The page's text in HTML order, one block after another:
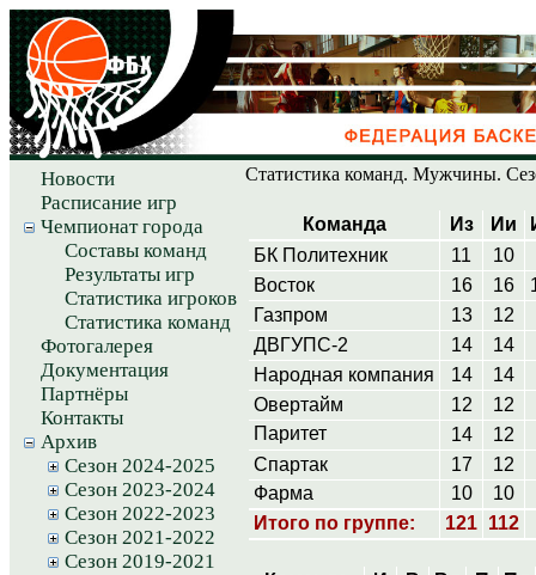
Новости
Расписание игр
Чемпионат города
Составы команд
Результаты игр
Статистика игроков
Статистика команд
Фотогалерея
Документация
Партнёры
Контакты
Архив
Сезон 2024-2025
Сезон 2023-2024
Сезон 2022-2023
Сезон 2021-2022
Сезон 2019-2021
Статистика команд. Мужчины.
Команда Из Ии
БК Политехник
11 10
Восток
16 16
Газпром
13 12
ДВГУПС-2
14 14
Народная компания
14 14
Овертайм
12 12
Паритет
14 12
Спартак
17 12
Фарма
10 10
Итого по группе:
121 112